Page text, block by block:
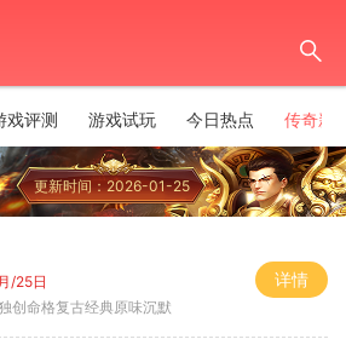
戏评测 游戏试玩 今日热点 传奇新
更新时间：2026-01-25
/25日
创命格复古经典原味沉默
详情